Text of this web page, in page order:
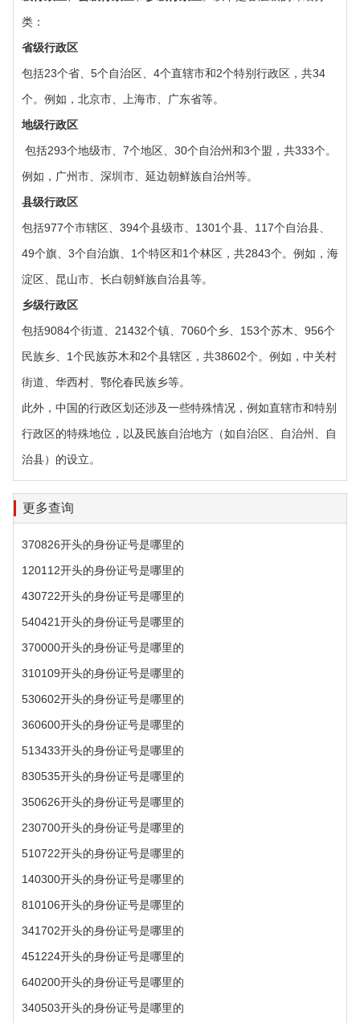
类：‌
‌省级行政区
包括23个省、5个自治区、4个直辖市和2个特别行政区，共34
个。例如，北京市、上海市、广东省等。
‌地级行政区
‌ 包括293个地级市、7个地区、30个自治州和3个盟，共333个。
例如，广州市、深圳市、延边朝鲜族自治州等。
‌县级行政区‌
包括977个市辖区、394个县级市、1301个县、117个自治县、
49个旗、3个自治旗、1个特区和1个林区，共2843个。例如，海
淀区、昆山市、长白朝鲜族自治县等。
乡级行政区‌
包括9084个街道、21432个镇、7060个乡、153个苏木、956个
民族乡、1个民族苏木和2个县辖区，共38602个。例如，中关村
街道、华西村、鄂伦春民族乡等。
此外，中国的行政区划还涉及一些特殊情况，例如直辖市和特别
行政区的特殊地位，以及民族自治地方（如自治区、自治州、自
治县）的设立。
更多查询
370826开头的身份证号是哪里的
120112开头的身份证号是哪里的
430722开头的身份证号是哪里的
540421开头的身份证号是哪里的
370000开头的身份证号是哪里的
310109开头的身份证号是哪里的
530602开头的身份证号是哪里的
360600开头的身份证号是哪里的
513433开头的身份证号是哪里的
830535开头的身份证号是哪里的
350626开头的身份证号是哪里的
230700开头的身份证号是哪里的
510722开头的身份证号是哪里的
140300开头的身份证号是哪里的
810106开头的身份证号是哪里的
341702开头的身份证号是哪里的
451224开头的身份证号是哪里的
640200开头的身份证号是哪里的
340503开头的身份证号是哪里的